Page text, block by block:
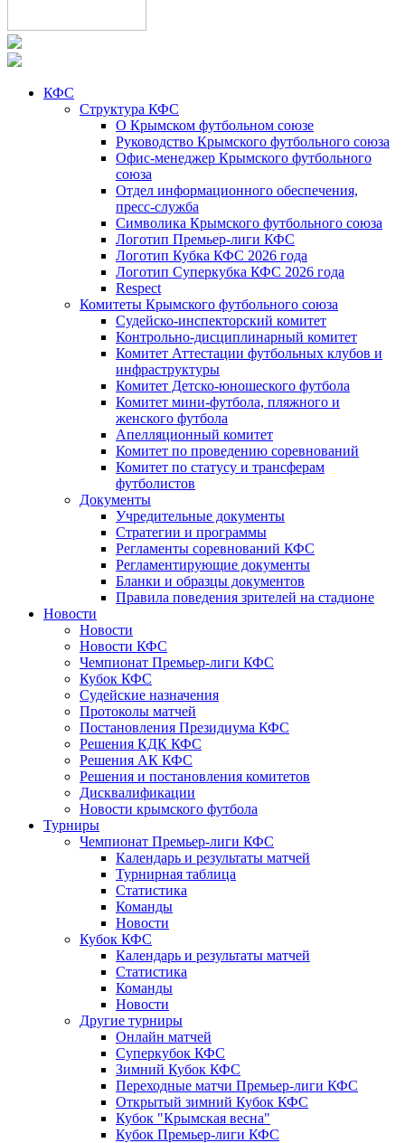
КФС
Структура КФС
О Крымском футбольном союзе
Руководство Крымского футбольного союза
Офис-менеджер Крымского футбольного
союза
Отдел информационного обеспечения,
пресс-служба
Символика Крымского футбольного союза
Логотип Премьер-лиги КФС
Логотип Кубка КФС 2026 года
Логотип Суперкубка КФС 2026 года
Respect
Комитеты Крымского футбольного союза
Судейско-инспекторский комитет
Контрольно-дисциплинарный комитет
Комитет Аттестации футбольных клубов и
инфраструктуры
Комитет Детско-юношеского футбола
Комитет мини-футбола, пляжного и
женского футбола
Апелляционный комитет
Комитет по проведению соревнований
Комитет по статусу и трансферам
футболистов
Документы
Учредительные документы
Стратегии и программы
Регламенты соревнований КФС
Регламентирующие документы
Бланки и образцы документов
Правила поведения зрителей на стадионе
Новости
Новости
Новости КФС
Чемпионат Премьер-лиги КФС
Кубок КФС
Судейские назначения
Протоколы матчей
Постановления Президиума КФС
Решения КДК КФС
Решения АК КФС
Решения и постановления комитетов
Дисквалификации
Новости крымского футбола
Турниры
Чемпионат Премьер-лиги КФС
Календарь и результаты матчей
Турнирная таблица
Статистика
Команды
Новости
Кубок КФС
Календарь и результаты матчей
Статистика
Команды
Новости
Другие турниры
Онлайн матчей
Суперкубок КФС
Зимний Кубок КФС
Переходные матчи Премьер-лиги КФС
Открытый зимний Кубок КФС
Кубок "Крымская весна"
Кубок Премьер-лиги КФС